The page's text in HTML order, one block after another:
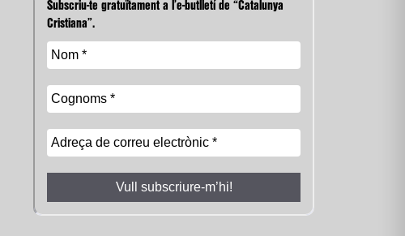
Subscriu-te gratuïtament a l’e-butlletí de “Catalunya
Cristiana”.